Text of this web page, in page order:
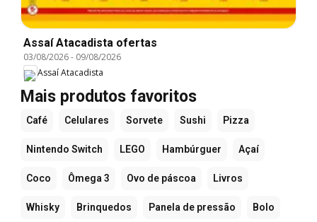
Assaí Atacadista ofertas
03/08/2026- 09/08/2026
Assaí Atacadista
Mais produtos favoritos
Café Celulares Sorvete Sushi Pizza
Nintendo Switch LEGO Hambúrguer Açaí
Coco Ômega 3 Ovo de páscoa Livros
Whisky Brinquedos Panela de pressão Bolo